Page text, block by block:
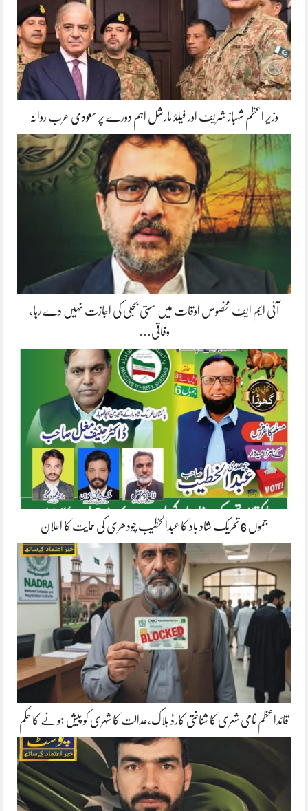
وزیر اعظم شہباز شریف اور فیلڈ مارشل اہم دورے پر سعودی عرب روانہ
آئی ایم ایف مخصوص اوقات میں سستی بجلی کی اجازت نہیں دے رہا،
وفاقی…
جموں 6 تحریک شاد باد کا عبدالخطیب چودھری کی حمایت کا اعلان
قائداعظم نامی شہری کا شناختی کارڈ بلاک،عدالت کا شہری کو پیش ہونے کا حکم